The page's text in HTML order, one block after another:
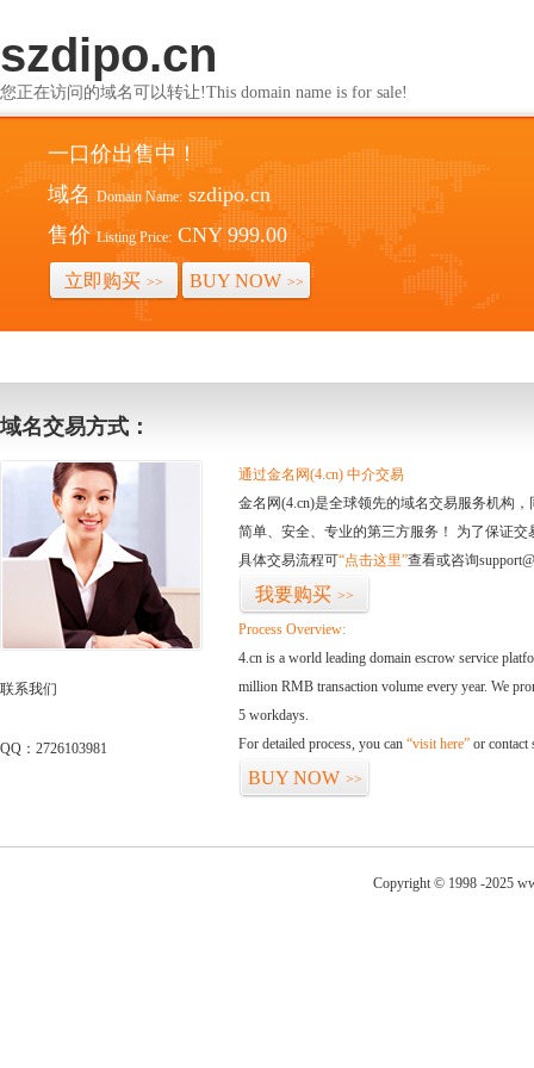
szdipo.cn
您正在访问的域名可以转让!This domain name is for sale!
一口价出售中！
域名 Domain Name: szdipo.cn
售价 Listing Price: CNY 999.00
立即购买 >> BUY NOW >>
域名交易方式：
联系我们
QQ：2726103981
通过金名网(4.cn) 中介交易
金名网(4.cn)是全球领先的域名交易服务机构
简单、安全、专业的第三方服务！ 为了保证
具体交易流程可“点击这里”查看或咨询
我要购买 >>
Process Overview:
4.cn is a world leading domain escrow service
million RMB transaction volume every year. We
5 workdays.
For detailed process, you can “visit here” or contact
BUY NOW >>
Copyright © 1998 -2025